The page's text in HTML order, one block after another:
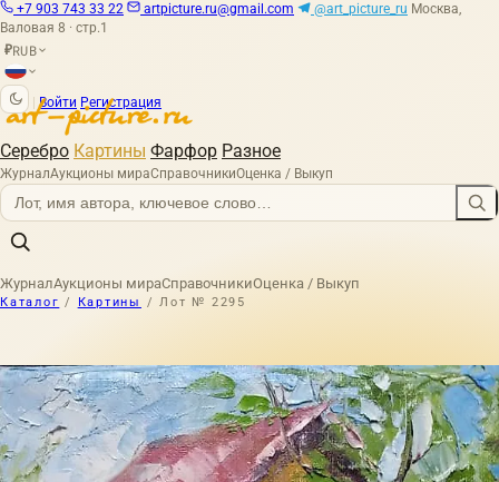
+7 903 743 33 22 artpicture.ru@gmail.com @art_picture_ru Москва,
Валовая 8 · стр.1
₽RUB
Войти Регистрация
Серебро Картины Фарфор Разное
ЖурналАукционы мираСправочникиОценка / Выкуп
ЖурналАукционы мираСправочникиОценка / Выкуп
Каталог / Картины / Лот № 2295